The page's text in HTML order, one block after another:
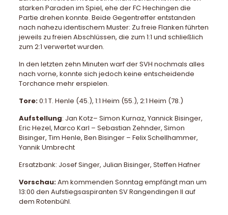
starken Paraden im Spiel, ehe der FC Hechingen die
Partie drehen konnte. Beide Gegentreffer entstanden
nach nahezu identischem Muster: Zu freie Flanken führten
jeweils zu freien Abschlüssen, die zum 1:1 und schließlich
zum 2:1 verwertet wurden.
In den letzten zehn Minuten warf der SVH nochmals alles
nach vorne, konnte sich jedoch keine entscheidende
Torchance mehr erspielen.
Tore:0:1 T. Henle (45.), 1:1 Heim (55.), 2:1 Heim (78.)
Aufstellung: Jan Kotz– Simon Kurnaz, Yannick Bisinger,
Eric Hezel, Marco Karl – Sebastian Zehnder, Simon
Bisinger, Tim Henle, Ben Bisinger – Felix Schellhammer,
Yannik Umbrecht
Ersatzbank: Josef Singer, Julian Bisinger, Steffen Hafner
Vorschau:Am kommenden Sonntag empfängt man um
13:00 den Aufstiegsaspiranten SV Rangendingen II auf
dem Rotenbühl.